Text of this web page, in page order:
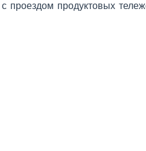
проездом продуктовых